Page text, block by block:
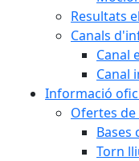
Resultats
Canals
Canal
Canal
Informació
Ofertes
Bases
Torn